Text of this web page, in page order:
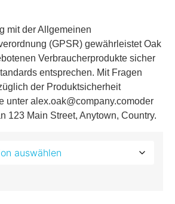
mit der Allgemeinen
(GPSR) gewährleistetOak
Verbraucherprodukte sicher
entsprechen. Mit Fragen
der Produktsicherheit
unter alex.oak@company.comoder
123 Main Street, Anytown, Country.